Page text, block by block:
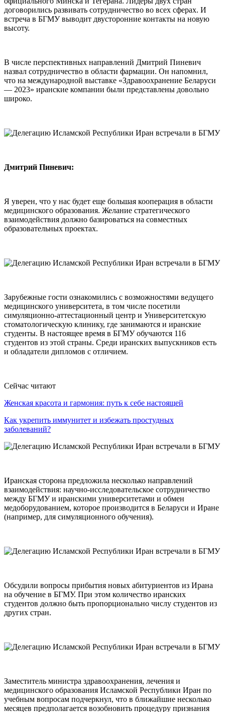
договорились развивать сотрудничество во всех сферах. И
встреча в БГМУ выводит двусторонние контакты на новую
высоту.
В числе перспективных направлений Дмитрий Пиневич
назвал сотрудничество в области фармации. Он напомнил,
что на международной выставке «Здравоохранение Беларуси
— 2023» иранские компании были представлены довольно
широко.
Дмитрий Пиневич:
Я уверен, что у нас будет еще большая кооперация в области
медицинского образования. Желание стратегического
взаимодействия должно базироваться на совместных
образовательных проектах.
Зарубежные гости ознакомились с возможностями ведущего
медицинского университета, в том числе посетили
симуляционно-аттестационный центр и Университетскую
стоматологическую клинику, где занимаются и иранские
студенты. В настоящее время в БГМУ обучаются 116
студентов из этой страны. Среди иранских выпускников есть
и обладатели дипломов с отличием.
Сейчас читают
Женская красота и гармония: путь к себе настоящей
Как укрепить иммунитет и избежать простудных
заболеваний?
Иранская сторона предложила несколько направлений
взаимодействия: научно-исследовательское сотрудничество
между БГМУ и иранскими университетами и обмен
медоборудованием, которое производится в Беларуси и Иране
(например, для симуляционного обучения).
Обсудили вопросы прибытия новых абитуриентов из Ирана
на обучение в БГМУ. При этом количество иранских
студентов должно быть пропорционально числу студентов из
других стран.
Заместитель министра здравоохранения, лечения и
медицинского образования Исламской Республики Иран по
учебным вопросам подчеркнул, что в ближайшие несколько
месяцев предполагается возобновить процедуру признания